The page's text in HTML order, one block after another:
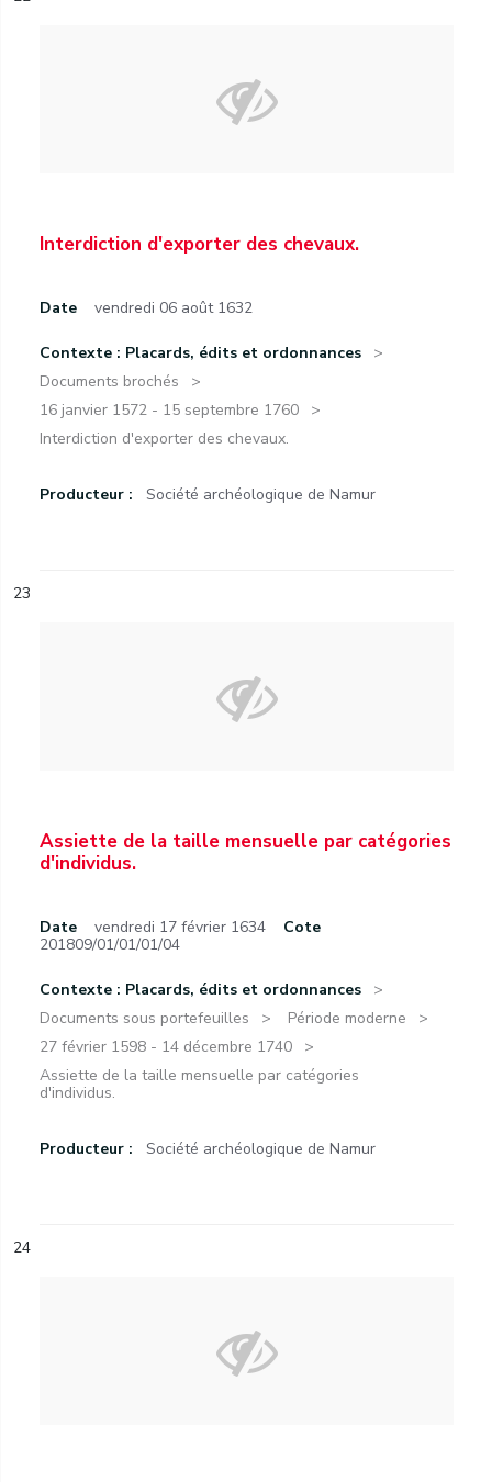
Interdiction d'exporter des chevaux.
Date vendredi 06 août 1632
Contexte : Placards, édits et ordonnances
Documents brochés
16 janvier 1572 - 15 septembre 1760
Interdiction d'exporter des chevaux.
Producteur : Société archéologique de Namur
23
Assiette de la taille mensuelle par catégories
d'individus.
Date vendredi 17 février 1634
Cote
201809/01/01/01/04
Contexte : Placards, édits et ordonnances
Documents sous portefeuilles
Période moderne
27 février 1598 - 14 décembre 1740
Assiette de la taille mensuelle par catégories
d'individus.
Producteur : Société archéologique de Namur
24